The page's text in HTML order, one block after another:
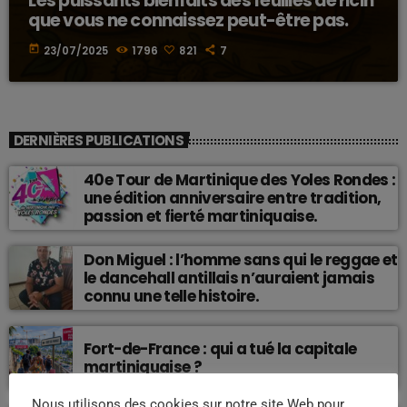
que vous ne connaissez peut-être pas.
today 23/07/2025 1796 821 7
DERNIÈRES PUBLICATIONS
40e Tour de Martinique des Yoles Rondes :
une édition anniversaire entre tradition,
passion et fierté martiniquaise.
Don Miguel : l’homme sans qui le reggae et
le dancehall antillais n’auraient jamais
connu une telle histoire.
Fort-de-France : qui a tué la capitale
martiniquaise ?